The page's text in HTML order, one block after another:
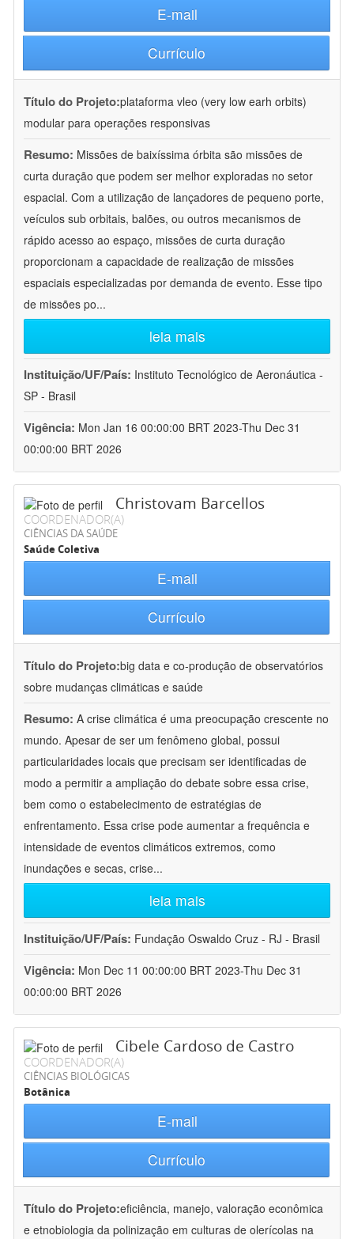
E-mail
Currículo
Título do Projeto:plataforma vleo (very low earh orbits)
modular para operações responsivas
Resumo: Missões de baixíssima órbita são missões de
curta duração que podem ser melhor exploradas no setor
espacial. Com a utilização de lançadores de pequeno porte,
veículos sub orbitais, balões, ou outros mecanismos de
rápido acesso ao espaço, missões de curta duração
proporcionam a capacidade de realização de missões
espaciais especializadas por demanda de evento. Esse tipo
de missões po...
leia mais
Instituição/UF/País: Instituto Tecnológico de Aeronáutica -
SP - Brasil
Vigência: Mon Jan 16 00:00:00 BRT 2023-Thu Dec 31
00:00:00 BRT 2026
Christovam Barcellos
COORDENADOR(A)
CIÊNCIAS DA SAÚDE
Saúde Coletiva
E-mail
Currículo
Título do Projeto:big data e co-produção de observatórios
sobre mudanças climáticas e saúde
Resumo: A crise climática é uma preocupação crescente no
mundo. Apesar de ser um fenômeno global, possui
particularidades locais que precisam ser identificadas de
modo a permitir a ampliação do debate sobre essa crise,
bem como o estabelecimento de estratégias de
enfrentamento. Essa crise pode aumentar a frequência e
intensidade de eventos climáticos extremos, como
inundações e secas, crise...
leia mais
Instituição/UF/País: Fundação Oswaldo Cruz - RJ - Brasil
Vigência: Mon Dec 11 00:00:00 BRT 2023-Thu Dec 31
00:00:00 BRT 2026
Cibele Cardoso de Castro
COORDENADOR(A)
CIÊNCIAS BIOLÓGICAS
Botânica
E-mail
Currículo
Título do Projeto:eficiência, manejo, valoração econômica
e etnobiologia da polinização em culturas de olerícolas na